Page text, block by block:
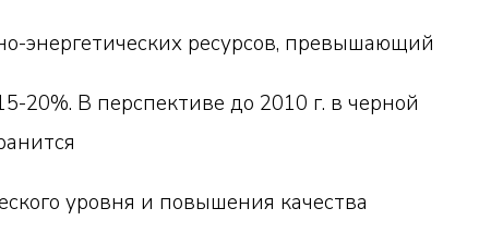
энергетических ресурсов, превышающий
20%. В перспективе до 2010 г. в черной
уровня и повышения качества